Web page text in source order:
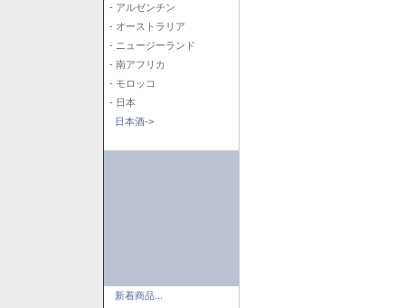
- アルゼンチン
- オーストラリア
- ニュージーランド
- 南アフリカ
- モロッコ
- 日本
日本酒->
新着商品...